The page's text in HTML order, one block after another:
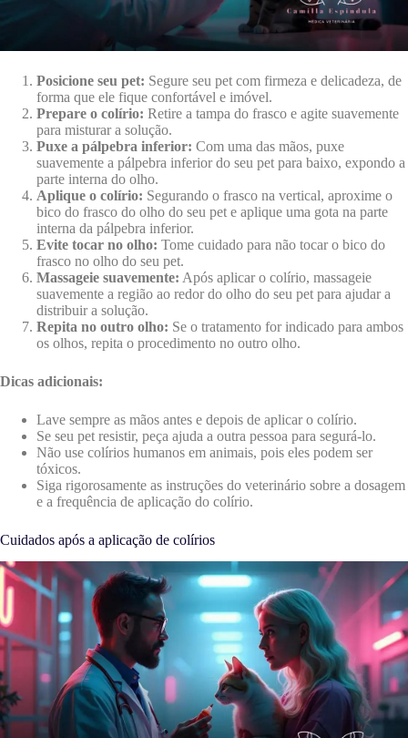
Posicione seu pet: Segure seu pet com firmeza e delicadeza, de
forma que ele fique confortável e imóvel.
Prepare o colírio: Retire a tampa do frasco e agite suavemente
para misturar a solução.
Puxe a pálpebra inferior: Com uma das mãos, puxe
suavemente a pálpebra inferior do seu pet para baixo, expondo a
parte interna do olho.
Aplique o colírio: Segurando o frasco na vertical, aproxime o
bico do frasco do olho do seu pet e aplique uma gota na parte
interna da pálpebra inferior.
Evite tocar no olho: Tome cuidado para não tocar o bico do
frasco no olho do seu pet.
Massageie suavemente: Após aplicar o colírio, massageie
suavemente a região ao redor do olho do seu pet para ajudar a
distribuir a solução.
Repita no outro olho: Se o tratamento for indicado para ambos
os olhos, repita o procedimento no outro olho.
Dicas adicionais:
Lave sempre as mãos antes e depois de aplicar o colírio.
Se seu pet resistir, peça ajuda a outra pessoa para segurá-lo.
Não use colírios humanos em animais, pois eles podem ser
tóxicos.
Siga rigorosamente as instruções do veterinário sobre a dosagem
e a frequência de aplicação do colírio.
Cuidados após a aplicação de colírios